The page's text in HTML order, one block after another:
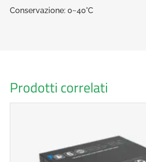
Conservazione: 0~40°C
Prodotti correlati